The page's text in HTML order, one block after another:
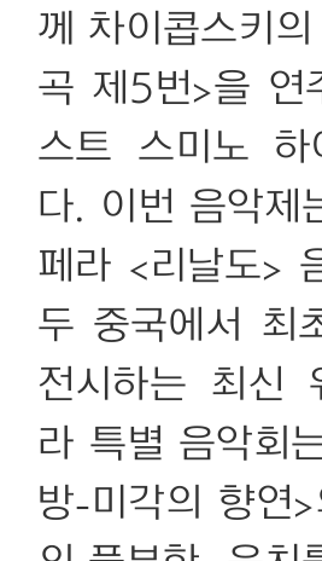
께 차이콥스키
곡 제5번>을 연
스트 스미노
다. 이번 음악
페라 <리날도>
두 중국에서 최
전시하는 최신
라 특별 음악회
방-미각의 향연